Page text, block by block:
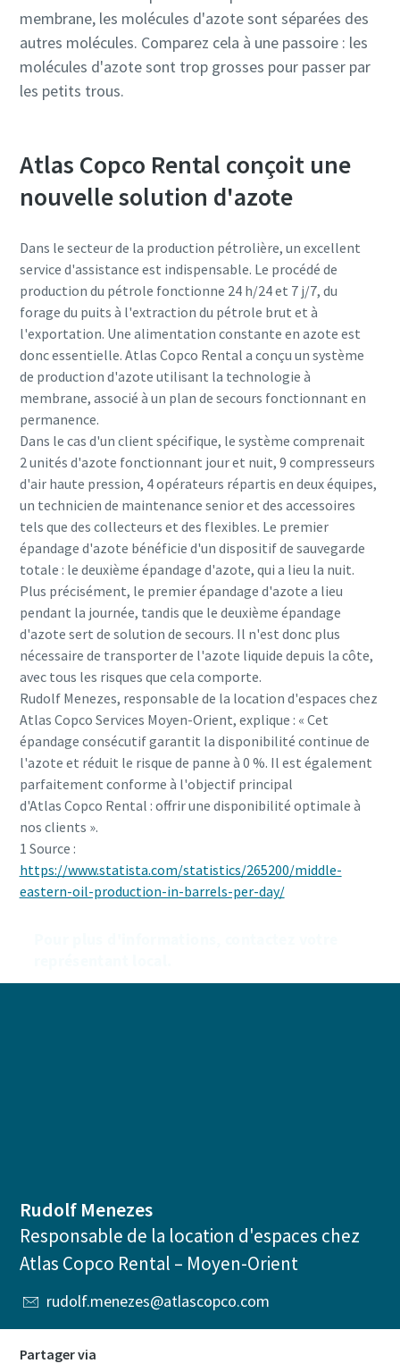
membrane, les molécules d'azote sont séparées des
autres molécules. Comparez cela à une passoire : les
molécules d'azote sont trop grosses pour passer par
les petits trous.
Atlas Copco Rental conçoit une
nouvelle solution d'azote
Dans le secteur de la production pétrolière, un excellent
service d'assistance est indispensable. Le procédé de
production du pétrole fonctionne 24 h/24 et 7 j/7, du
forage du puits à l'extraction du pétrole brut et à
l'exportation. Une alimentation constante en azote est
donc essentielle. Atlas Copco Rental a conçu un système
de production d'azote utilisant la technologie à
membrane, associé à un plan de secours fonctionnant en
permanence.
Dans le cas d'un client spécifique, le système comprenait
2 unités d'azote fonctionnant jour et nuit, 9 compresseurs
d'air haute pression, 4 opérateurs répartis en deux équipes,
un technicien de maintenance senior et des accessoires
tels que des collecteurs et des flexibles. Le premier
épandage d'azote bénéficie d'un dispositif de sauvegarde
totale : le deuxième épandage d'azote, qui a lieu la nuit.
Plus précisément, le premier épandage d'azote a lieu
pendant la journée, tandis que le deuxième épandage
d'azote sert de solution de secours. Il n'est donc plus
nécessaire de transporter de l'azote liquide depuis la côte,
avec tous les risques que cela comporte.
Rudolf Menezes, responsable de la location d'espaces chez
Atlas Copco Services Moyen-Orient, explique : « Cet
épandage consécutif garantit la disponibilité continue de
l'azote et réduit le risque de panne à 0 %. Il est également
parfaitement conforme à l'objectif principal
d'Atlas Copco Rental : offrir une disponibilité optimale à
nos clients ».
1 Source :
https://www.statista.com/statistics/265200/middle-
eastern-oil-production-in-barrels-per-day/
Rudolf Menezes
Responsable de la location d'espaces chez
Atlas Copco Rental – Moyen-Orient
rudolf.menezes@atlascopco.com
Partager via